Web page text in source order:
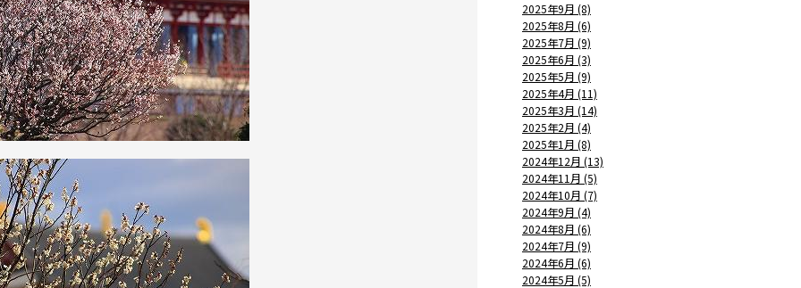
2025年9月 (8)
2025年8月 (6)
2025年7月 (9)
2025年6月 (3)
2025年5月 (9)
2025年4月 (11)
2025年3月 (14)
2025年2月 (4)
2025年1月 (8)
2024年12月 (13)
2024年11月 (5)
2024年10月 (7)
2024年9月 (4)
2024年8月 (6)
2024年7月 (9)
2024年6月 (6)
2024年5月 (5)